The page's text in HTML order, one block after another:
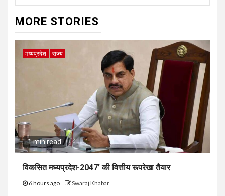
MORE STORIES
मध्यप्रदेश राज्य
1 min read
विकसित मध्यप्रदेश-2047’ की वित्तीय रूपरेखा तैयार
6 hours ago Swaraj Khabar